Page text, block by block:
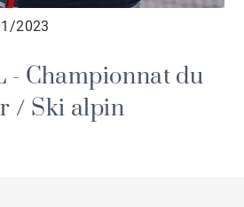
2023
- Championnat du
/ Ski alpin